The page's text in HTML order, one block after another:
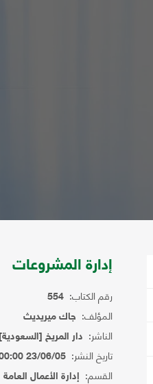
إدارة المشروعات
رقم الكتاب: 554
المؤلف: جاك ميريديث
الناشر: دار المريخ [السعودية]
تاريخ النشر: 23/06/05 12:00:00 AM
القسم: إدارة الأعمال العامة